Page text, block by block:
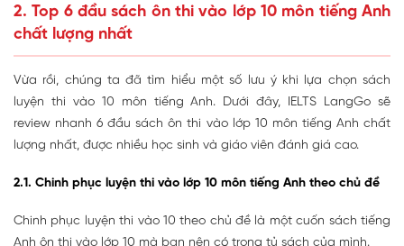
2. Top 6 đầu sách ôn thi vào lớp 10 môn tiếng Anh
chất lượng nhất
Vừa rồi, chúng ta đã tìm hiểu một số lưu ý khi lựa chọn sách
luyện thi vào 10 môn tiếng Anh. Dưới đây, IELTS LangGo sẽ
review nhanh 6 đầu sách ôn thi vào lớp 10 môn tiếng Anh chất
lượng nhất, được nhiều học sinh và giáo viên đánh giá cao.
2.1. Chinh phục luyện thi vào lớp 10 môn tiếng Anh theo chủ đề
Chinh phục luyện thi vào 10 theo chủ đề là một cuốn sách tiếng
Anh ôn thi vào lớp 10 mà bạn nên có trong tủ sách của mình.